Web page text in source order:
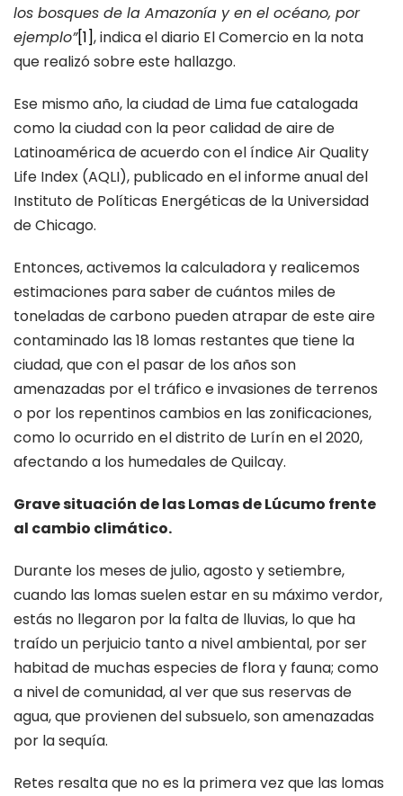
los bosques de la Amazonía y en el océano, por
ejemplo”[1], indica el diario El Comercio en la nota
que realizó sobre este hallazgo.
Ese mismo año, la ciudad de Lima fue catalogada
como la ciudad con la peor calidad de aire de
Latinoamérica de acuerdo con el índice Air Quality
Life Index (AQLI), publicado en el informe anual del
Instituto de Políticas Energéticas de la Universidad
de Chicago.
Entonces, activemos la calculadora y realicemos
estimaciones para saber de cuántos miles de
toneladas de carbono pueden atrapar de este aire
contaminado las 18 lomas restantes que tiene la
ciudad, que con el pasar de los años son
amenazadas por el tráfico e invasiones de terrenos
o por los repentinos cambios en las zonificaciones,
como lo ocurrido en el distrito de Lurín en el 2020,
afectando a los humedales de Quilcay.
Grave situación de las Lomas de Lúcumo frente
al cambio climático.
Durante los meses de julio, agosto y setiembre,
cuando las lomas suelen estar en su máximo verdor,
estás no llegaron por la falta de lluvias, lo que ha
traído un perjuicio tanto a nivel ambiental, por ser
habitad de muchas especies de flora y fauna; como
a nivel de comunidad, al ver que sus reservas de
agua, que provienen del subsuelo, son amenazadas
por la sequía.
Retes resalta que no es la primera vez que las lomas